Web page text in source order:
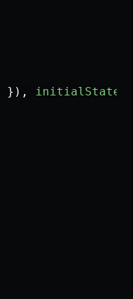
}), initialState